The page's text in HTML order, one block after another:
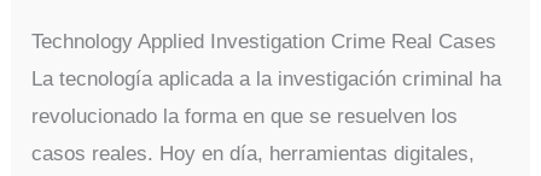
Technology Applied Investigation Crime Real Cases
La tecnología aplicada a la investigación criminal ha
revolucionado la forma en que se resuelven los
casos reales. Hoy en día, herramientas digitales,